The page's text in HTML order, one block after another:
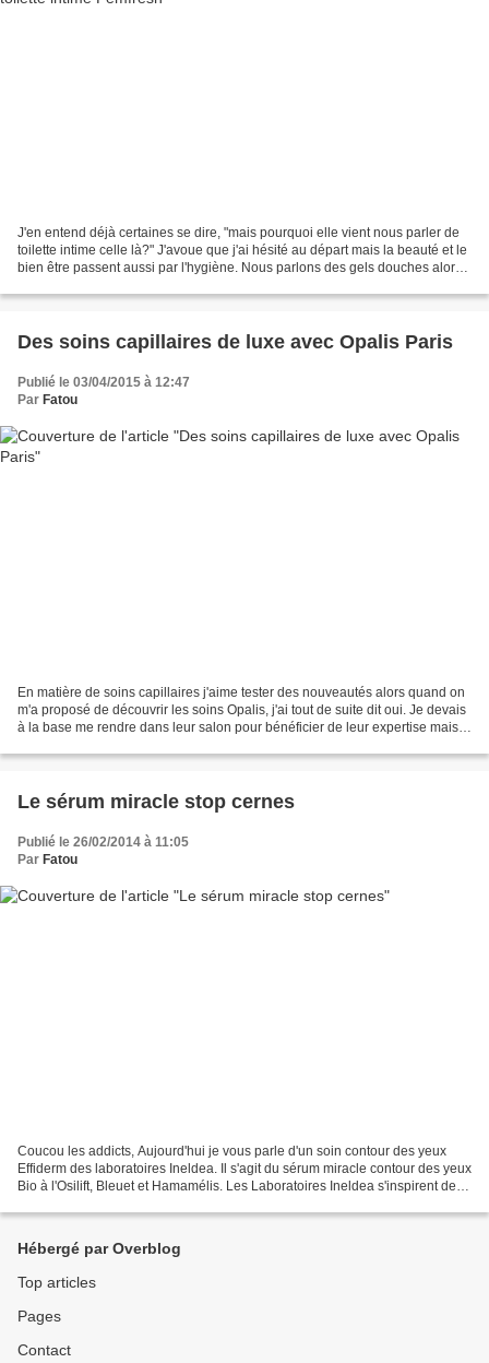
J'en entend déjà certaines se dire, "mais pourquoi elle vient nous parler de
toilette intime celle là?" J'avoue que j'ai hésité au départ mais la beauté et le
bien être passent aussi par l'hygiène. Nous parlons des gels douches alors
Des soins capillaires de luxe avec Opalis Paris
Publié le 03/04/2015 à 12:47
Par Fatou
En matière de soins capillaires j'aime tester des nouveautés alors quand on
m'a proposé de découvrir les soins Opalis, j'ai tout de suite dit oui. Je devais
à la base me rendre dans leur salon pour bénéficier de leur expertise mais
Le sérum miracle stop cernes
Publié le 26/02/2014 à 11:05
Par Fatou
Coucou les addicts, Aujourd'hui je vous parle d'un soin contour des yeux
Effiderm des laboratoires Ineldea. Il s'agit du sérum miracle contour des yeux
Bio à l'Osilift, Bleuet et Hamamélis. Les Laboratoires Ineldea s'inspirent de la
Hébergé par Overblog
Top articles
Pages
Contact